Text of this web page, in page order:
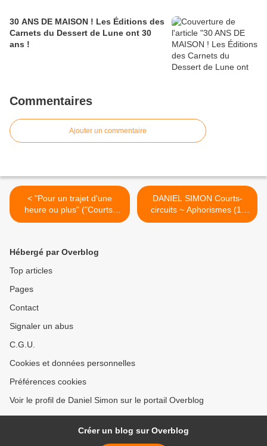
30 ANS DE MAISON ! Les Éditions des
Carnets du Dessert de Lune ont 30
ans !
Commentaires
Ajouter un commentaire
< "Pour un trajet d'une
heure ou plus" ("Courts-
circuits") par Pierre Maury
DANIEL SIMON Courts-
circuits ~ Aphorismes (1)
Oui, je le veux ! Texte de
Hébergé par Overblog
Top articles
Pages
Contact
Signaler un abus
C.G.U.
Cookies et données personnelles
Préférences cookies
Voir le profil de Daniel Simon sur le portail Overblog
Créer un blog sur Overblog